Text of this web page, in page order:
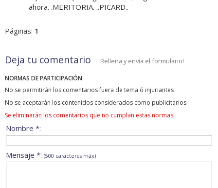
ahora. .MERITORIA. ..PICARD..
Páginas: 1
Deja tu comentario Rellena y envía el formulario!
NORMAS DE PARTICIPACIÓN
No se permitirán los comentarios fuera de tema ó injuriantes
No se aceptarán los contenidos considerados como publicitarios
Se eliminarán los comentarios que no cumplan estas normas
Nombre *:
Mensaje *: (500 caracteres máx)